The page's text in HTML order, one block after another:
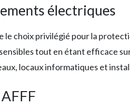
électriques
le choix privilégié pour la
tout en étant efficace
locaux informatiques et